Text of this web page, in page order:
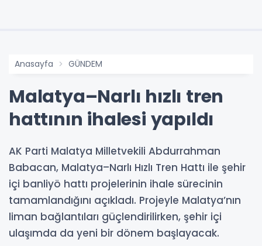
Anasayfa GÜNDEM
Malatya–Narlı hızlı tren
hattının ihalesi yapıldı
AK Parti Malatya Milletvekili Abdurrahman
Babacan, Malatya–Narlı Hızlı Tren Hattı ile şehir
içi banliyö hattı projelerinin ihale sürecinin
tamamlandığını açıkladı. Projeyle Malatya’nın
liman bağlantıları güçlendirilirken, şehir içi
ulaşımda da yeni bir dönem başlayacak.